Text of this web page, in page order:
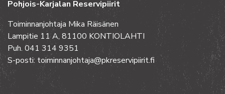
Pohjois-Karjalan Reservipiirit
Toiminnanjohtaja Mika Räisänen
Lampitie 11 A, 81100 KONTIOLAHTI
Puh. 041 314 9351
S-posti: toiminnanjohtaja@pkreservipiirit.fi